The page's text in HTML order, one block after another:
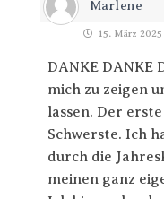
Marlene
15. März
DANKE DANKE
mich zu zeigen
lassen. Der
Schwerste. Ich
durch die
meinen ganz